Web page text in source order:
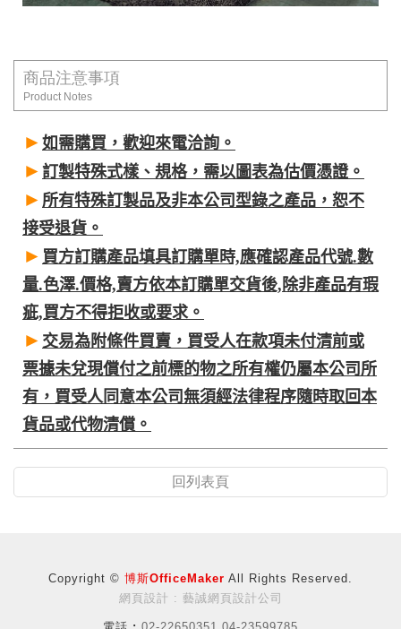
商品注意事項
Product Notes
► 如需購買，歡迎來電洽詢。
► 訂製特殊式樣、規格，需以圖表為估價憑證。
► 所有特殊訂製品及非本公司型錄之產品，恕不
接受退貨。
► 買方訂購產品填具訂購單時,應確認產品代號.數
量.色澤.價格,賣方依本訂購單交貨後,除非產品有瑕
疵,買方不得拒收或要求。
► 交易為附條件買賣，買受人在款項未付清前或
票據未兌現償付之前標的物之所有權仍屬本公司所
有，買受人同意本公司無須經法律程序隨時取回本
貨品或代物清償。
回列表頁
Copyright © 博斯OfficeMaker All Rights Reserved.
網頁設計 : 藝誠網頁設計公司
電話 : 02-22650351 04-23599785